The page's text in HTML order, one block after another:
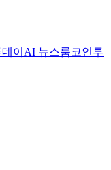
이 AI 뉴스룸코인투